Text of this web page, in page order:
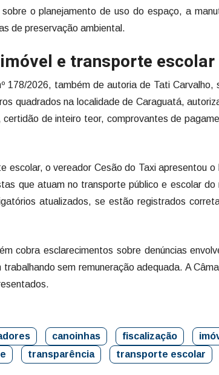
o planejamento de uso do espaço, a
de preservação ambiental.
e transporte escolar
178/2026, também de autoria de Tati
quadrados na localidade de Caraguatá,
de inteiro teor, comprovantes de
escolar, o vereador Cesão do Taxi apresentou
que atuam no transporte público e escolar
atualizados, se estão registrados
cobra esclarecimentos sobre denúncias
trabalhando sem remuneração adequada. A
canoinhas fiscalização
transparência transporte escolar